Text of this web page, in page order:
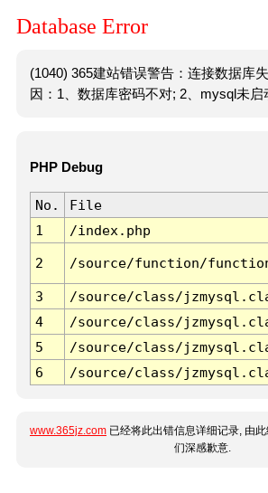
Database Error
(1040) 365建站错误警告：连接数据库
因：1、数据库密码不对; 2、mysql未启
PHP Debug
No. File
1
/index.php
2 /source/function/
3 /source/class/
4
/source/class/
5
/source/class/
6
/source/class/
www.365jz.com 已经将此出错信息详细记录, 由
们深感歉意.